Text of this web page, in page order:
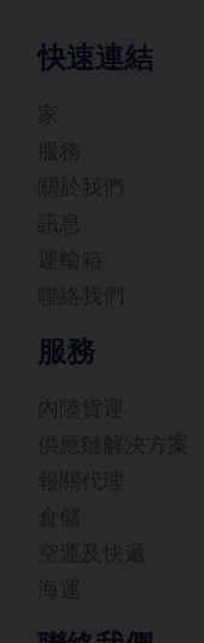
快速連結
服務